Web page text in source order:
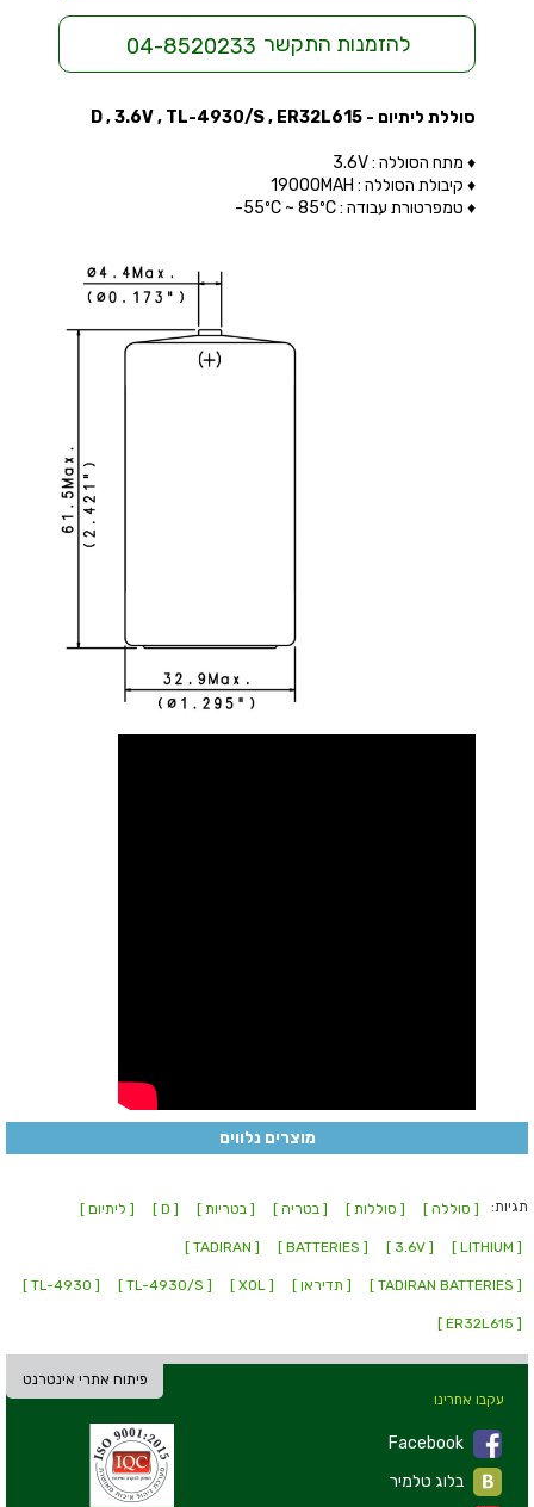
להזמנות התקשר 04-8520233
סוללת ליתיום - D , 3.6V , TL-4930/S , ER32L615
♦ מתח הסוללה : 3.6V
♦ קיבולת הסוללה : 19000MAH
♦ טמפרטורת עבודה : 55ºC ~ 85ºC-
מוצרים נלווים
תגיות: [ סוללה ] [ סוללות ] [ בטריה ] [ בטריות ] [ D ] [ ליתיום ]
[ LITHIUM ]
[ 3.6V ]
[ BATTERIES ]
[ TADIRAN ]
[ TADIRAN BATTERIES ] [ תדיראן ] [ XOL ]
[ TL-4930/S ]
[ TL-4930 ]
[ ER32L615 ]
פיתוח אתרי אינטרנט
עקבו אחרינו
Facebook